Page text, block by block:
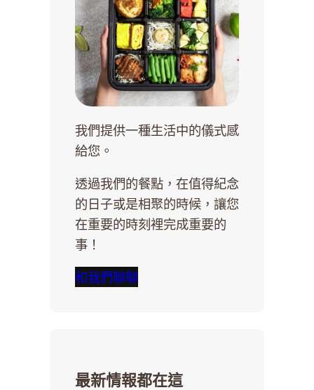
我們提供一種生活中的儀式感
給您。
透過我們的餐點，在值得紀念
的日子或是相聚的時候，讓您
在重要的時刻裡完成重要的
事！
和我們聊聊
最新情報都在這